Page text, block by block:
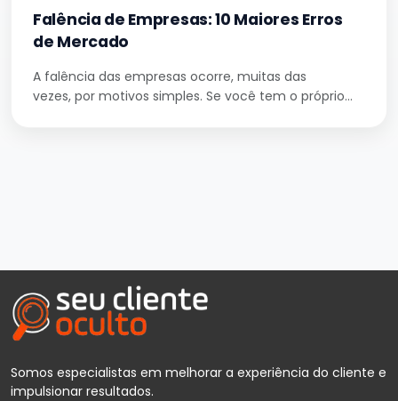
Falência de Empresas: 10 Maiores Erros
de Mercado
A falência das empresas ocorre, muitas das
vezes, por motivos simples. Se você tem o próprio…
Somos especialistas em melhorar a experiência do cliente e
impulsionar resultados.